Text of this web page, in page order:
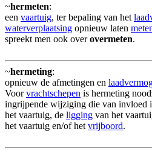
~hermeten:
een vaartuig, ter bepaling van het
waterverplaatsing opnieuw laten
spreekt men ook overovermeten.
~hermeting:
opnieuw de afmetingen en
Voorvrachtschepen is hermeting
ingrijpende wijziging die van invloed
het vaartuig, de ligging van het
het vaartuig en/of het vrijboord.